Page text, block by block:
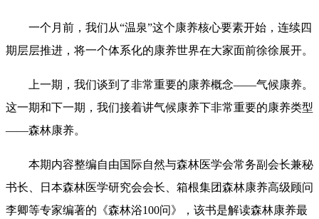
一个月前，我们从“温泉”这个康养核心要素开始，连续四
期层层推进，将一个体系化的康养世界在大家面前徐徐展开。
上一期，我们谈到了非常重要的康养概念——气候康养。
这一期和下一期，我们接着讲气候康养下非常重要的康养类型
——森林康养。
本期内容整编自由国际自然与森林医学会常务副会长兼秘
书长、日本森林医学研究会会长、箱根集团森林康养高级顾问
李卿等专家编著的《森林浴100问》，该书是解读森林康养最